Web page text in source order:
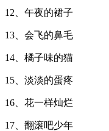
12、午夜的裙子
13、会飞的鼻毛
14、橘子味的猫
15、淡淡的蛋疼
16、花一样灿烂
17、翻滚吧少年